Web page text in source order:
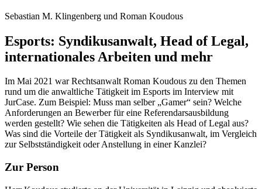
Sebastian M. Klingenberg und Roman Koudous
Esports: Syndikusanwalt, Head of Legal,
internationales Arbeiten und mehr
Im Mai 2021 war Rechtsanwalt Roman Koudous zu den Themen
rund um die anwaltliche Tätigkeit im Esports im Interview mit
JurCase. Zum Beispiel: Muss man selber „Gamer“ sein? Welche
Anforderungen an Bewerber für eine Referendarsausbildung
werden gestellt? Wie sehen die Tätigkeiten als Head of Legal aus?
Was sind die Vorteile der Tätigkeit als Syndikusanwalt, im Vergleich
zur Selbstständigkeit oder Anstellung in einer Kanzlei?
Zur Person